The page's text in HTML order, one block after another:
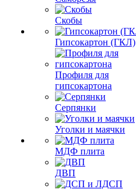
Скобы
Гипсокартон (ГКЛ)
Профиля для
гипсокартона
Серпянки
Уголки и маячки
МДФ плита
ДВП